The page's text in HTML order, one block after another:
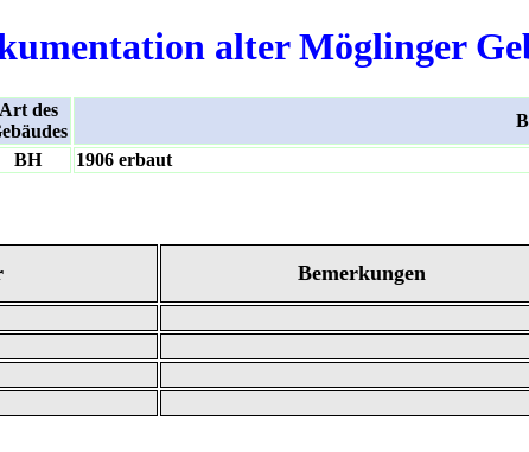
alter Möglinger
Art des
BH 1906 erbaut
Bemerkungen